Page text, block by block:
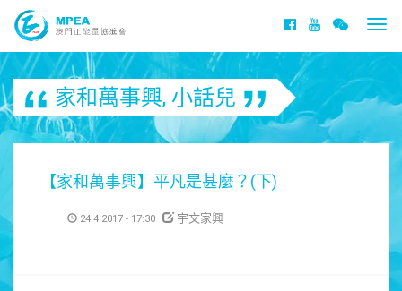
家和萬事興, 小話兒
【家和萬事興】平凡是甚麼？(下)
24.4.2017 - 17:30 宇文家興